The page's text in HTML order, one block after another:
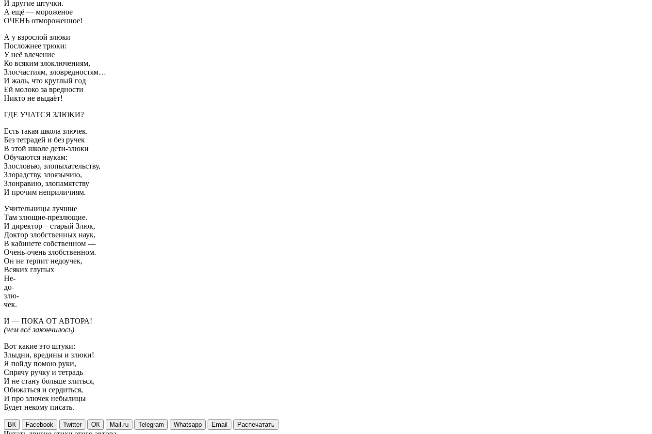
И другие штучки.
А ещё — мороженое
ОЧЕНЬ отмороженное!
А у взрослой злюки
Посложнее трюки:
У неё влечение
Ко всяким злоключениям,
Злосчастиям, зловредностям…
И жаль, что круглый год
Ей молоко за вредности
Никто не выдаёт!
ГДЕ УЧАТСЯ ЗЛЮКИ?
Есть такая школа злючек.
Без тетрадей и без ручек
В этой школе дети-злюки
Обучаются наукам:
Злословью, злопыхательству,
Злорадству, злоязычию,
Злонравию, злопамятству
И прочим неприличиям.
Учительницы лучшие
Там злющие-презлющие.
И директор – старый Злюк,
Доктор злобственных наук,
В кабинете собственном —
Очень-очень злобственном.
Он не терпит недоучек,
Всяких глупых
Не-
до-
злю-
чек.
И — ПОКА ОТ АВТОРА!
(чем всё закончилось)
Вот какие это штуки:
Злыдни, вредины и злюки!
Я пойду помою руки,
Спрячу ручку и тетрадь
И не стану больше злиться,
Обижаться и сердиться,
И про злючек небылицы
Будет некому писать.
ВК Facebook Twitter ОК Mail.ru Telegram Whatsapp Email Распечатать